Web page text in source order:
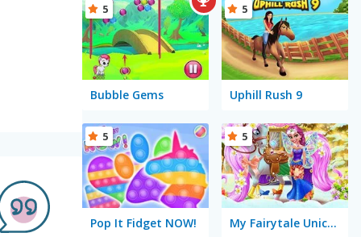
Bubble Gems
5
Uphill Rush 9
5
Pop It Fidget NOW!
5
My Fairytale Unicorn
5